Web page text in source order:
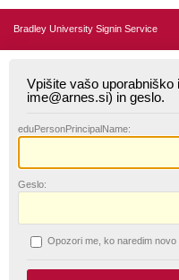
Bradley University Signin Service
Vpišite vašo uporabniško
ime@arnes.si) in geslo.
eduPersonPrincipalName:
Geslo:
Opozori me, ko naredim novo